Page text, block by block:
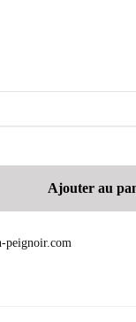
Ajouter au